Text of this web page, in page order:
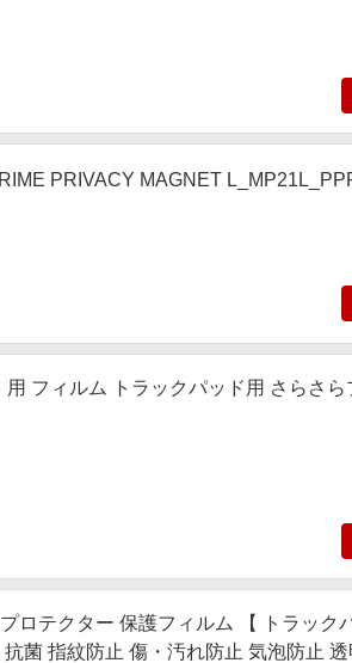
PRIVACY MAGNET
フィルム トラックパッド用 さらさら
ロテクター 保護フィルム 【 トラック
菌 指紋防止 傷・汚れ防止 気泡防止